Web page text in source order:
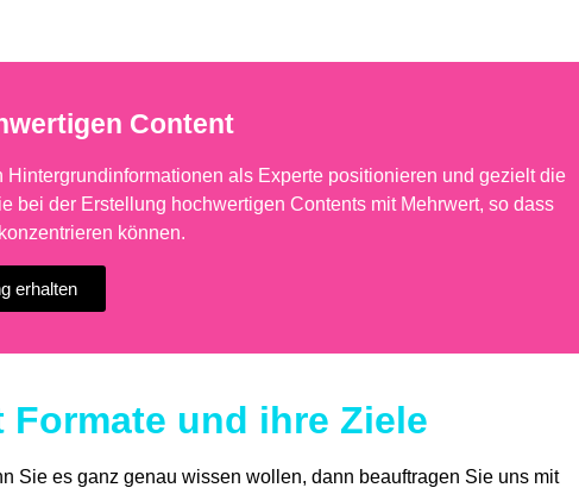
Content
als Experte positionieren und gezielt die
bei der Erstellung hochwertigen Contents mit Mehrwert, so dass
können.
erhalten
und ihre Ziele
Sie es ganz genau wissen wollen, dann beauftragen Sie uns mit